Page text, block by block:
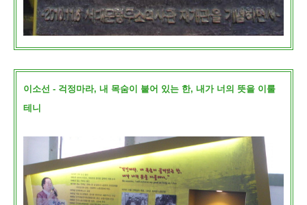
이소선 - 걱정마라, 내 목숨이 붙어 있는 한, 내가 너의 뜻을 이룰
테니